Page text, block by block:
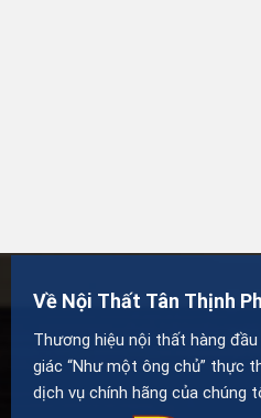
Về Nội Thất Tân Thịnh
Thương hiệu nội thất hàng
giác “Như một ông chủ” thực
dịch vụ chính hãng của chúng